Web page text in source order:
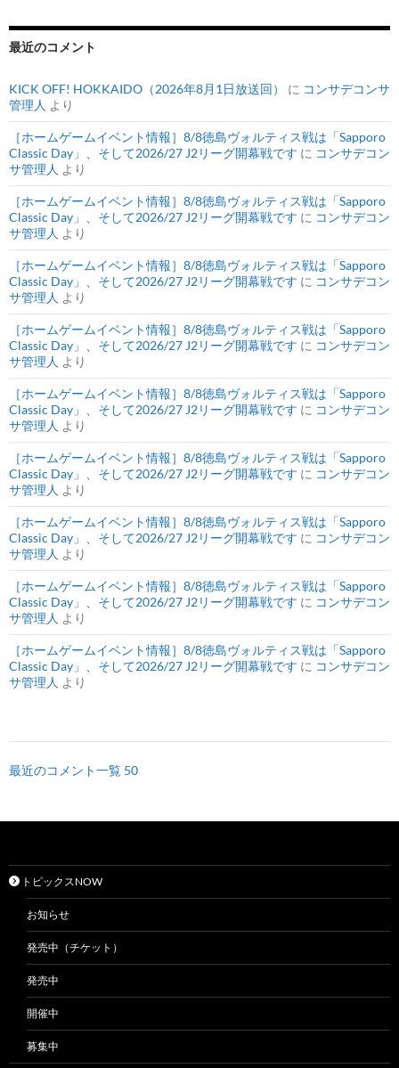
最近のコメント
KICK OFF! HOKKAIDO（2026年8月1日放送回） に コンサデコンサ
管理人 より
［ホームゲームイベント情報］8/8徳島ヴォルティス戦は「Sapporo
Classic Day」、そして2026/27 J2リーグ開幕戦です に コンサデコン
サ管理人 より
［ホームゲームイベント情報］8/8徳島ヴォルティス戦は「Sapporo
Classic Day」、そして2026/27 J2リーグ開幕戦です に コンサデコン
サ管理人 より
［ホームゲームイベント情報］8/8徳島ヴォルティス戦は「Sapporo
Classic Day」、そして2026/27 J2リーグ開幕戦です に コンサデコン
サ管理人 より
［ホームゲームイベント情報］8/8徳島ヴォルティス戦は「Sapporo
Classic Day」、そして2026/27 J2リーグ開幕戦です に コンサデコン
サ管理人 より
［ホームゲームイベント情報］8/8徳島ヴォルティス戦は「Sapporo
Classic Day」、そして2026/27 J2リーグ開幕戦です に コンサデコン
サ管理人 より
［ホームゲームイベント情報］8/8徳島ヴォルティス戦は「Sapporo
Classic Day」、そして2026/27 J2リーグ開幕戦です に コンサデコン
サ管理人 より
［ホームゲームイベント情報］8/8徳島ヴォルティス戦は「Sapporo
Classic Day」、そして2026/27 J2リーグ開幕戦です に コンサデコン
サ管理人 より
［ホームゲームイベント情報］8/8徳島ヴォルティス戦は「Sapporo
Classic Day」、そして2026/27 J2リーグ開幕戦です に コンサデコン
サ管理人 より
［ホームゲームイベント情報］8/8徳島ヴォルティス戦は「Sapporo
Classic Day」、そして2026/27 J2リーグ開幕戦です に コンサデコン
サ管理人 より
最近のコメント一覧 50
トピックスNOW
お知らせ
発売中（チケット）
発売中
開催中
募集中